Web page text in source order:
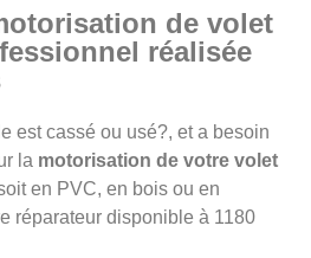
de volet
réalisée
est cassé ou usé?, et a besoin
la motorisation de votre volet
en PVC, en bois ou en
réparateur disponible à 1180